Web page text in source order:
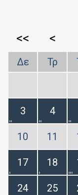
<< <
Δε Τρ
3 4
10 11
17 18
24 25